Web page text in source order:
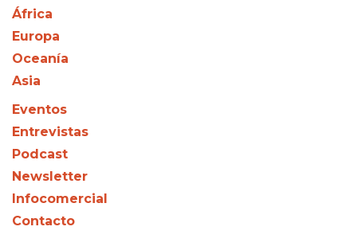
África
Europa
Oceanía
Asia
Eventos
Entrevistas
Podcast
Newsletter
Infocomercial
Contacto